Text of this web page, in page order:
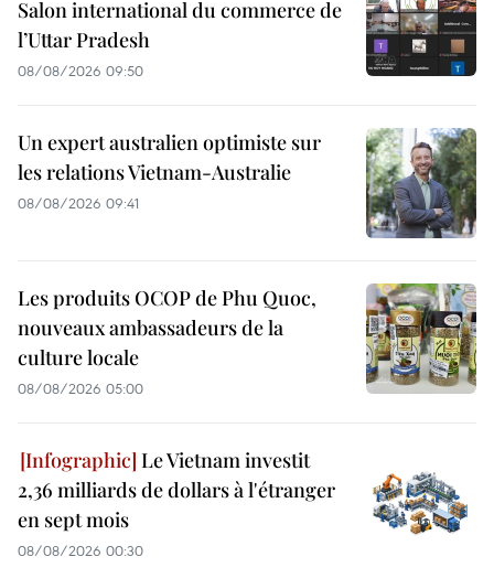
Salon international du commerce de
l’Uttar Pradesh
08/08/2026 09:50
Un expert australien optimiste sur
les relations Vietnam-Australie
08/08/2026 09:41
Les produits OCOP de Phu Quoc,
nouveaux ambassadeurs de la
culture locale
08/08/2026 05:00
Le Vietnam investit
2,36 milliards de dollars à l'étranger
en sept mois
08/08/2026 00:30